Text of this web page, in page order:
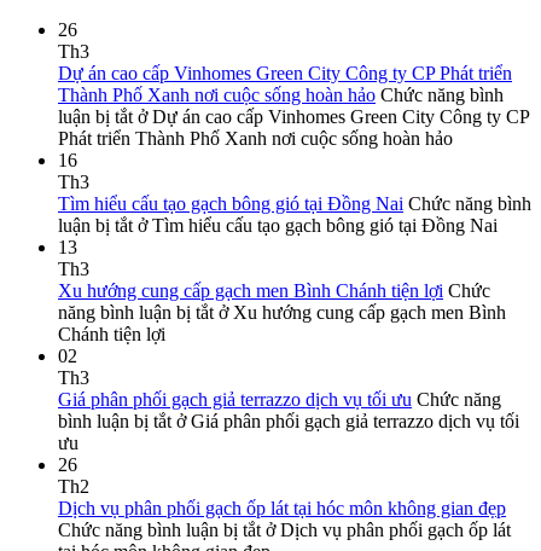
26
Th3
Dự án cao cấp Vinhomes Green City Công ty CP Phát triển
Thành Phố Xanh nơi cuộc sống hoàn hảo Chức năng bình
luận bị tắt ở Dự án cao cấp Vinhomes Green City Công ty CP
Phát triển Thành Phố Xanh nơi cuộc sống hoàn hảo
16
Th3
Tìm hiểu cấu tạo gạch bông gió tại Đồng Nai Chức năng bình
luận bị tắt ở Tìm hiểu cấu tạo gạch bông gió tại Đồng Nai
13
Th3
Xu hướng cung cấp gạch men Bình Chánh tiện lợi Chức
năng bình luận bị tắt ở Xu hướng cung cấp gạch men Bình
Chánh tiện lợi
02
Th3
Giá phân phối gạch giả terrazzo dịch vụ tối ưu Chức năng
bình luận bị tắt ở Giá phân phối gạch giả terrazzo dịch vụ tối
ưu
26
Th2
Dịch vụ phân phối gạch ốp lát tại hóc môn không gian đẹp
Chức năng bình luận bị tắt ở Dịch vụ phân phối gạch ốp lát